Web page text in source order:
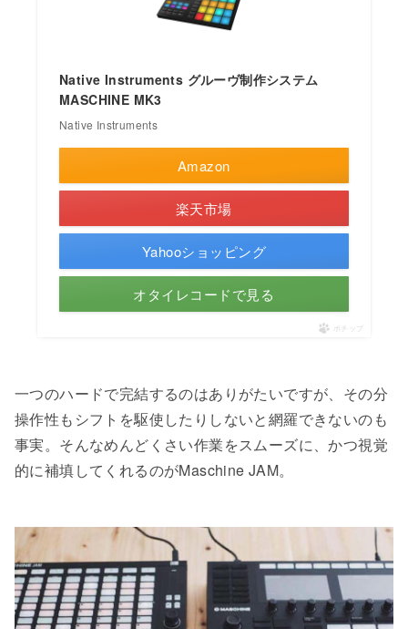
Native Instruments グルーヴ制作システム
MASCHINE MK3
Native Instruments
Amazon
楽天市場
Yahooショッピング
オタイレコードで見る
ポチップ
一つのハードで完結するのはありがたいですが、その分
操作性もシフトを駆使したりしないと網羅できないのも
事実。そんなめんどくさい作業をスムーズに、かつ視覚
的に補填してくれるのがMaschine JAM。